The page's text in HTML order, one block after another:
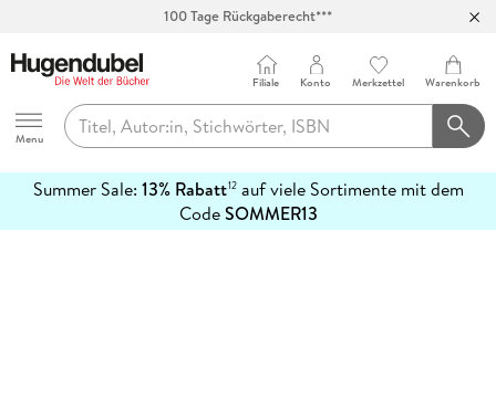
100 Tage Rückgaberecht***
Hugendubel
Menu
Filiale Konto Merkzettel Warenkorb
Summer Sale: 13% Rabatt12auf viele Sortimente mit dem
CodeSOMMER13
erfahren